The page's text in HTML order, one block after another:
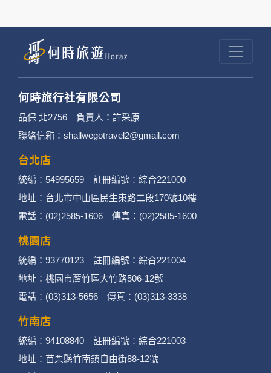
提供的個人資訊，這些廣告廠商或連結網站有其
個別的隱私權保護政策，其資料處理措施不適用
3. 您個人在何時旅行社有限公司旗下網站上的聊
天室或討論區中任意公開個人資料的行為，在非
經加密的保護下，不適用於何時旅行社有限公司
隱私權保護政策。
二、個資蒐集處理利用
2. 蒐集目的：提供本公司相關服務、行銷、客戶
管理、會員管理及其他與第三人合作之行銷推廣
活動。
3. 個人資料類別：
何時旅行社有限公司
品保 北2756 負責人：許采原
聯絡信箱：shallwegotravel2@gmail.com
台北店
統編：54995659 註冊編號：綜合221000
地址：台北市中山區民生東路二段170號10樓
電話：(02)2585-1606 傳真：(02)2585-1600
桃園店
統編：93770123 註冊編號：綜合221004
地址：桃園市蘆竹區大竹路506-12號
電話：(03)313-5656 傳真：(03)313-3338
竹南店
統編：94108840 註冊編號：綜合221003
地址：苗栗縣竹南鎮自由街88-12號